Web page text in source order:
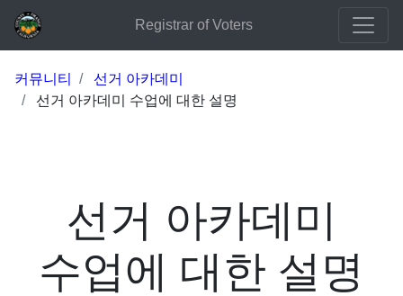
Registrar of Voters
커뮤니티
선거 아카데미
선거 아카데미 수업에 대한 설명
선거 아카데미
수업에 대한 설명